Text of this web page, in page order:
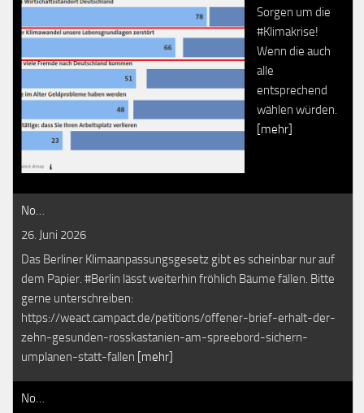
Sorgen um die
#Klimakrise!
Wenn die auch
alle
entsprechend
wählen würden.
[mehr]
No…
26. Juni 2026
Das Berliner Klimaanpassungsgesetz gibt es scheinbar nur auf
dem Papier. #Berlin lässt weiterhin fröhlich Bäume fällen. Bitte
gerne unterschreiben:
https://weact.campact.de/petitions/offener-brief-erhalt-der-
zehn-gesunden-rosskastanien-am-spreebord-sichern-
umplanen-statt-fallen [mehr]
No…